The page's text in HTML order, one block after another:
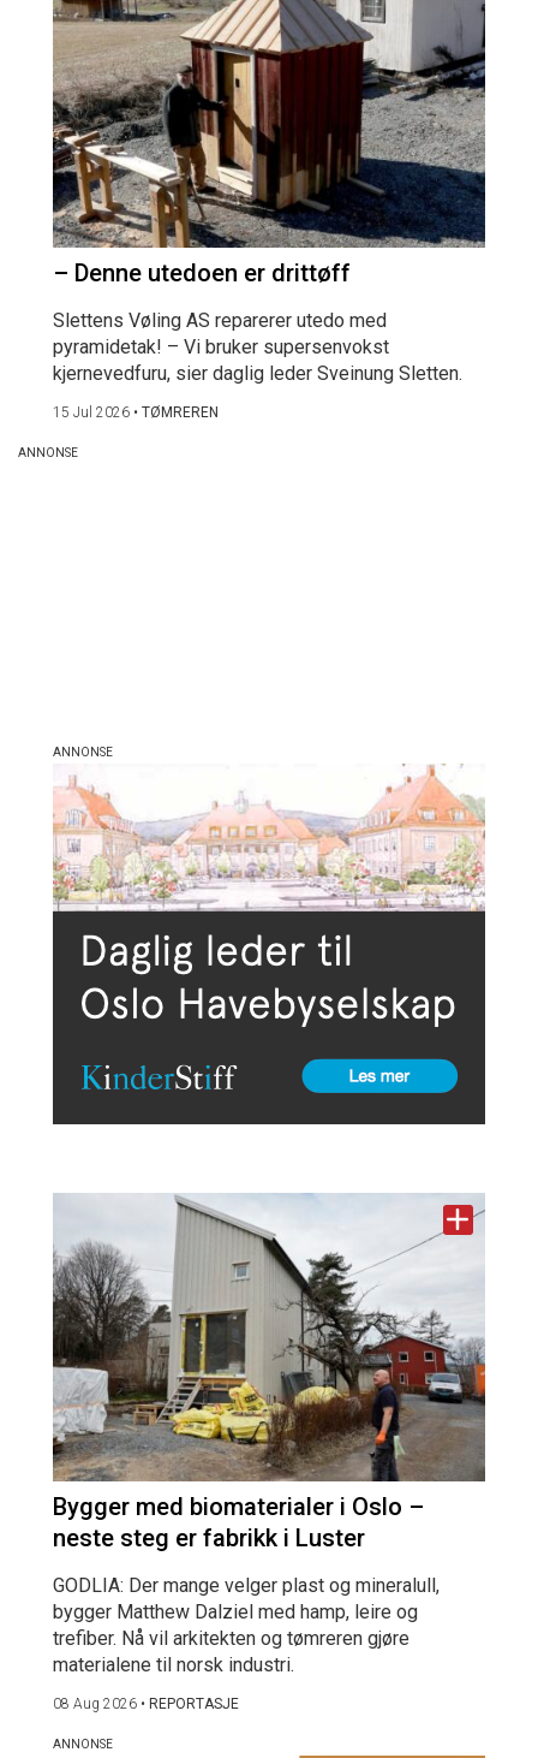
– Denne utedoen er drittøff
Slettens Vøling AS reparerer utedo med
pyramidetak! – Vi bruker supersenvokst
kjernevedfuru, sier daglig leder Sveinung Sletten.
15 Jul 2026 • TØMREREN
Bygger med biomaterialer i Oslo –
neste steg er fabrikk i Luster
GODLIA: Der mange velger plast og mineralull,
bygger Matthew Dalziel med hamp, leire og
trefiber. Nå vil arkitekten og tømreren gjøre
materialene til norsk industri.
08 Aug 2026 • REPORTASJE